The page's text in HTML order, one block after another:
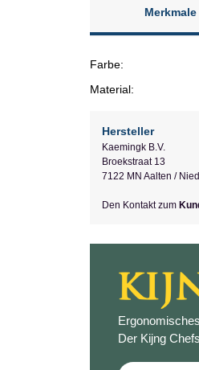
Merkmale
Farbe:
Material:
Hersteller
Kaemingk B.V.
Broekstraat 13
7122 MN Aalten /
Den Kontakt zum
Der Kijng